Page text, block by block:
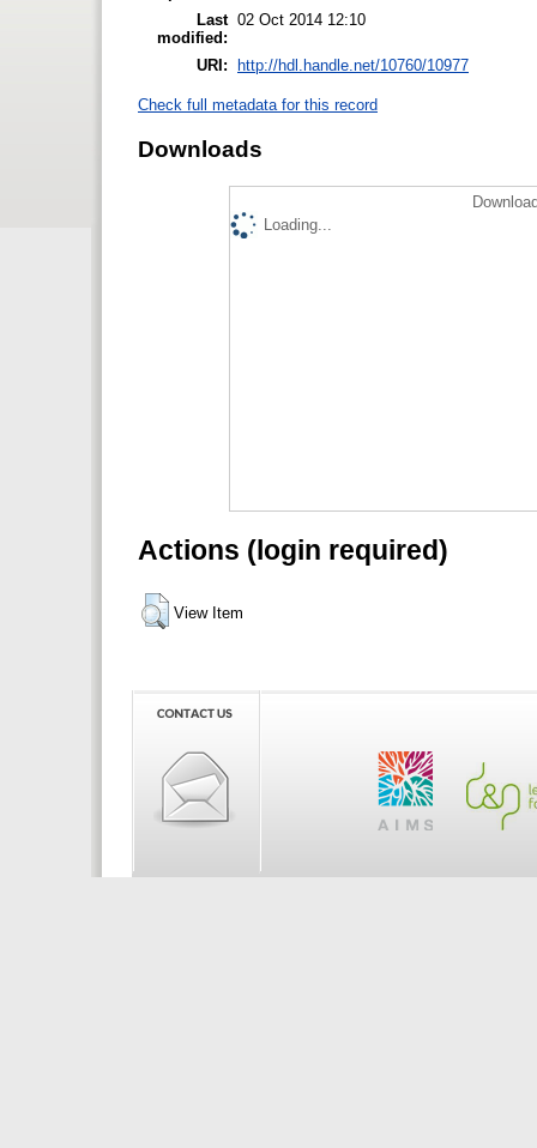
Last
modified:
02 Oct 2014 12:10
URI: http://hdl.handle.net/10760/10977
Check full metadata for this record
Downloads
Loading...
Actions (login required)
View Item